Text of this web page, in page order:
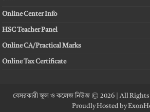
Online Center Info
HSC Teacher Panel
Online CA/Practical Marks
Online Tax Certificate
বেসরকারী স্কুল ও কলেজ নিউজ © 2026 | All
Proudly Hosted by